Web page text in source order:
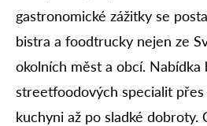
gastronomické zážitky se
bistra a foodtrucky nejen ze
okolních měst a obcí. Nabídka
streetfoodových specialit
kuchyni až po sladké dobroty.